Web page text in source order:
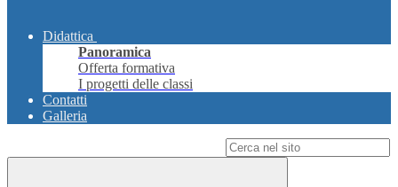
Didattica
Panoramica
Offerta formativa
I progetti delle classi
Contatti
Galleria